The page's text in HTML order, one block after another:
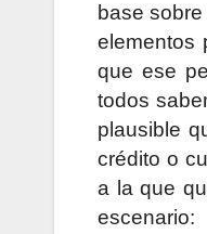
base
elementos
que ese
todos
plausible
crédito o
a la que